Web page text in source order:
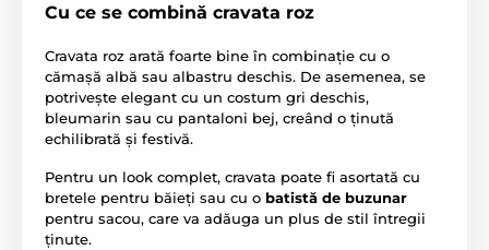
Cu ce se combină cravata roz
Cravata roz arată foarte bine în combinație cu o
cămașă albă sau albastru deschis. De asemenea, se
potrivește elegant cu un costum gri deschis,
bleumarin sau cu pantaloni bej, creând o ținută
echilibrată și festivă.
Pentru un look complet, cravata poate fi asortată cu
bretele pentru băieți sau cu o batistă de buzunar
pentru sacou, care va adăuga un plus de stil întregii
ținute.